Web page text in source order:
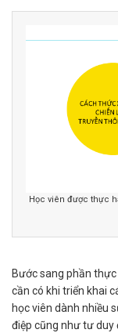
Học viên được thực
Bước sang phần
cần có khi triển khai
học viên dành nhiều
điệp cũng như tư duy